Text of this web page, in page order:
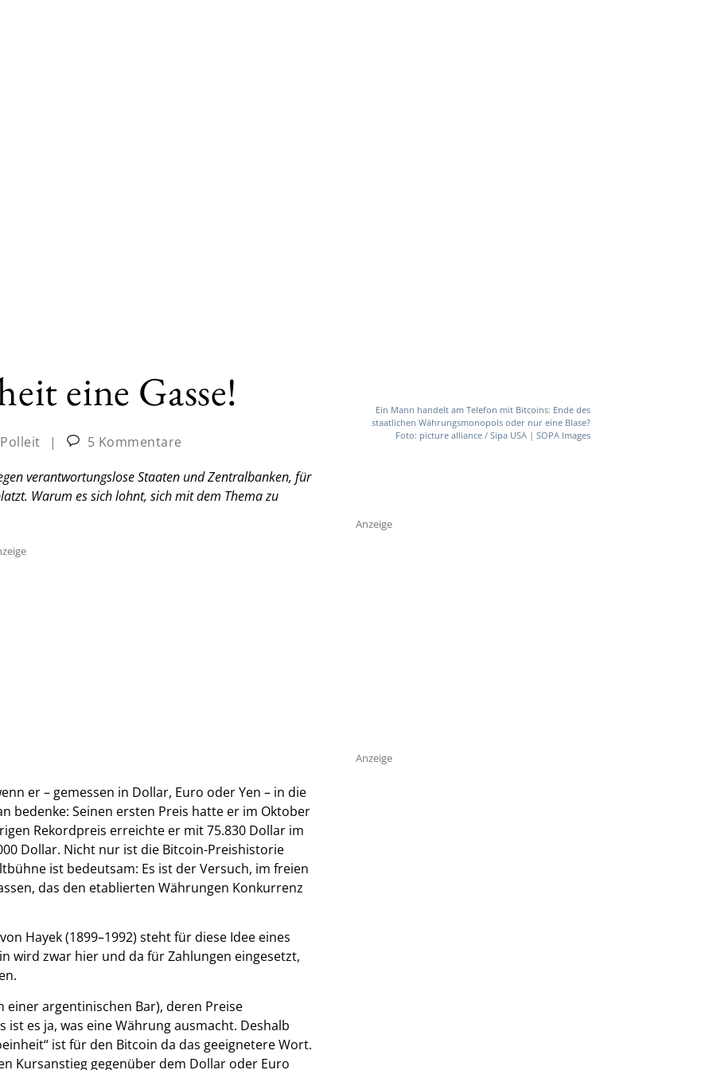
eine Gasse!
|
5 Kommentare
verantwortungslose Staaten und Zentralbanken, für
Warum es sich lohnt, sich mit dem Thema zu
er – gemessen in Dollar, Euro oder Yen – in die
bedenke: Seinen ersten Preis hatte er im Oktober
Rekordpreis erreichte er mit 75.830 Dollar im
Dollar. Nicht nur ist die Bitcoin-Preishistorie
ist bedeutsam: Es ist der Versuch, im freien
das den etablierten Währungen Konkurrenz
Hayek (1899–1992) steht für diese Idee eines
wird zwar hier und da für Zahlungen eingesetzt,
einer argentinischen Bar), deren Preise
es ja, was eine Währung ausmacht. Deshalb
ist für den Bitcoin da das geeignetere Wort.
Kursanstieg gegenüber dem Dollar oder Euro
Ein Mann handelt am Telefon mit Bitcoins: Ende des
staatlichen Währungsmonopols oder nur eine Blase?
Foto: picture alliance / Sipa USA | SOPA Images
Anzeige
Anzeige